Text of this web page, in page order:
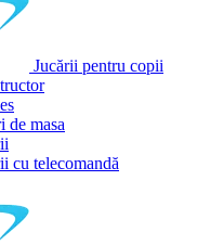
Jucării pentru copii
de masa
cu telecomandă